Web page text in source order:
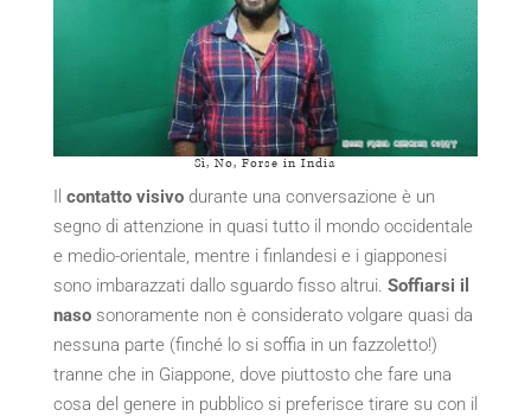
Sì, No, Forse in India
Il contatto visivodurante una conversazione è un
segno di attenzione in quasi tutto il mondo occidentale
e medio-orientale, mentre i finlandesi e i giapponesi
sono imbarazzati dallo sguardo fisso altrui. Soffiarsi il
nasosonoramente non è considerato volgare quasi da
nessuna parte (finché lo si soffia in un fazzoletto!)
tranne che in Giappone, dove piuttosto che fare una
cosa del genere in pubblico si preferisce tirare su con il